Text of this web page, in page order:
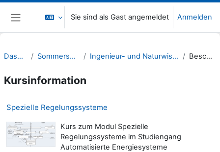
Zum Hauptinhalt
Website-Übersicht
Sie sind als Gast angemeldet Anmelden
Dashboard Sommersemester 22 Ingenieur- und Naturwissenschaften (INW) Beschreibung
Kursinformation
Spezielle Regelungssysteme
Kurs zum Modul Spezielle
Regelungssysteme im Studiengang
Automatisierte Energiesysteme